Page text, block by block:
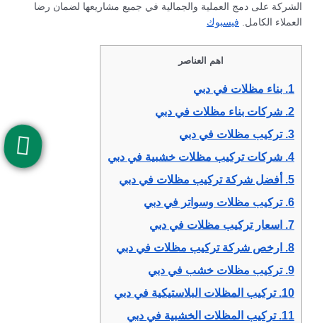
الشركة على دمج العملية والجمالية في جميع مشاريعها لضمان رضا
العملاء الكامل. فيسبوك
اهم العناصر
1. بناء مظلات في دبي
2. شركات بناء مظلات في دبي
3. تركيب مظلات في دبي
4. شركات تركيب مظلات خشبية في دبي
5.
أفضل شركة تركيب مظلات في دبي
6. تركيب مظلات وسواتر في دبي
7.
اسعار تركيب مظلات في دبي
8.
ارخص شركة تركيب مظلات في دبي
9. تركيب مظلات خشب في دبي
10. تركيب المظلات البلاستيكية في دبي
11. تركيب المظلات الخشبية في دبي